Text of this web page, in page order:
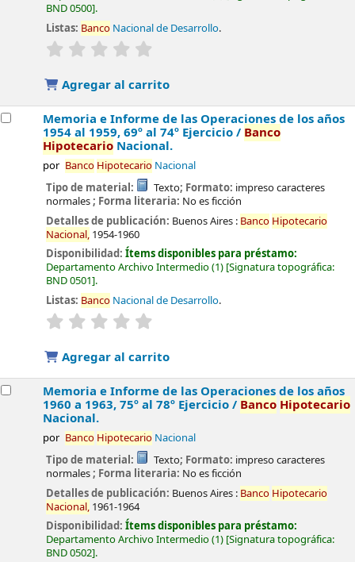
BND 0500 .
Listas: Banco Nacional de Desarrollo.
valoración
Agregar al carrito
Memoria e Informe de las Operaciones de los años
1954 al 1959, 69º al 74º Ejercicio / Banco
Hipotecario Nacional.
por Banco HipotecarioNacional
Tipo de material: Texto; Formato: impreso caracteres
normales; Forma literaria: No es ficción
Detalles de publicación: Buenos Aires : Banco Hipotecario
Nacional, 1954-1960
Disponibilidad:Ítems disponibles para préstamo:
Departamento Archivo Intermedio(1) Signatura topográfica:
BND 0501 .
Listas: Banco Nacional de Desarrollo.
valoración
Agregar al carrito
Memoria e Informe de las Operaciones de los años
1960 a 1963, 75º al 78º Ejercicio / Banco Hipotecario
Nacional.
por Banco HipotecarioNacional
Tipo de material: Texto; Formato: impreso caracteres
normales; Forma literaria: No es ficción
Detalles de publicación: Buenos Aires : Banco Hipotecario
Nacional, 1961-1964
Disponibilidad:Ítems disponibles para préstamo:
Departamento Archivo Intermedio(1) Signatura topográfica:
BND 0502 .